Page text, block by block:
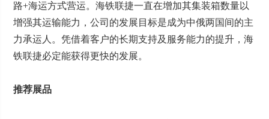
路+海运方式营运。海铁联捷一直在增加其集装箱数量以
增强其运输能力，公司的发展目标是成为中俄两国间的主
力承运人。凭借着客户的长期支持及服务能力的提升，海
铁联捷必定能获得更快的发展。
推荐展品